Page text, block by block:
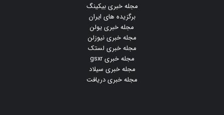
مجله خبری بیکینگ
برگزیده های ایران
مجله خبری یولن
مجله خبری نیوزلن
مجله خبری لستک
مجله خبری gsxr
مجله خبری سیلاد
مجله خبری دریافت